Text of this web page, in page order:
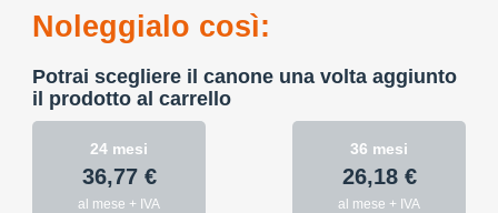
Noleggialo così:
Potrai scegliere il canone una volta aggiunto
il prodotto al carrello
24 mesi
36,77 €
al mese + IVA
36 mesi
26,18 €
al mese + IVA